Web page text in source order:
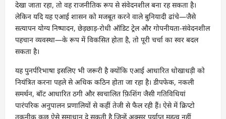
देखा जाता रहा, तो वह राजनीतिक रूप से संवेदनशील बना रह सकता है।
लेकिन यदि यह एआई शासन को मजबूत करने वाले बुनियादी ढांचे—जैसे
सत्यापन योग्य निष्पादन, छेड़छाड़-रोधी ऑडिट ट्रेल और गोपनीयता-संवेदनशील
पहचान व्यवस्था—के रूप में विकसित होता है, तो पूरी चर्चा का स्वर बदल
सकता है।
यह पुनर्परिभाषा इसलिए भी जरूरी है क्योंकि एआई आधारित धोखाधड़ी को
नियंत्रित करना पहले से अधिक कठिन होता जा रहा है। डीपफेक, नकली
समर्थन, बॉट आधारित ठगी और स्वचालित फ़िशिंग जैसी गतिविधियां
पारंपरिक अनुपालन प्रणालियों से कहीं तेजी से फैल रही हैं। ऐसे में क्रिप्टो
तकनीक कुछ ऐसे समाधान दे सकती है जिन्हें अक्सर पर्याप्त महत्व नहीं